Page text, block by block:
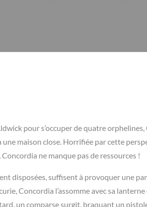
pour s’occuper de quatre
maison close. Horrifiée par cette
ne manque pas de ressources !
disposées, suffisent à provoquer une
Concordia l’assomme avec sa
un comparse surgit, braquant un